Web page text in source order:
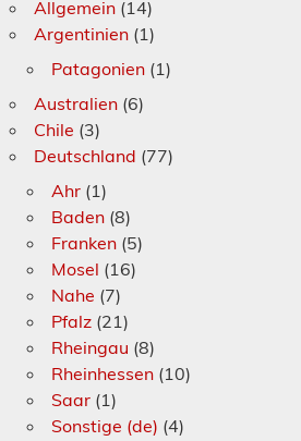
Allgemein (14)
Argentinien (1)
Patagonien (1)
Australien (6)
Chile (3)
Deutschland (77)
Ahr (1)
Baden (8)
Franken (5)
Mosel (16)
Nahe (7)
Pfalz (21)
Rheingau (8)
Rheinhessen (10)
Saar (1)
Sonstige (de) (4)